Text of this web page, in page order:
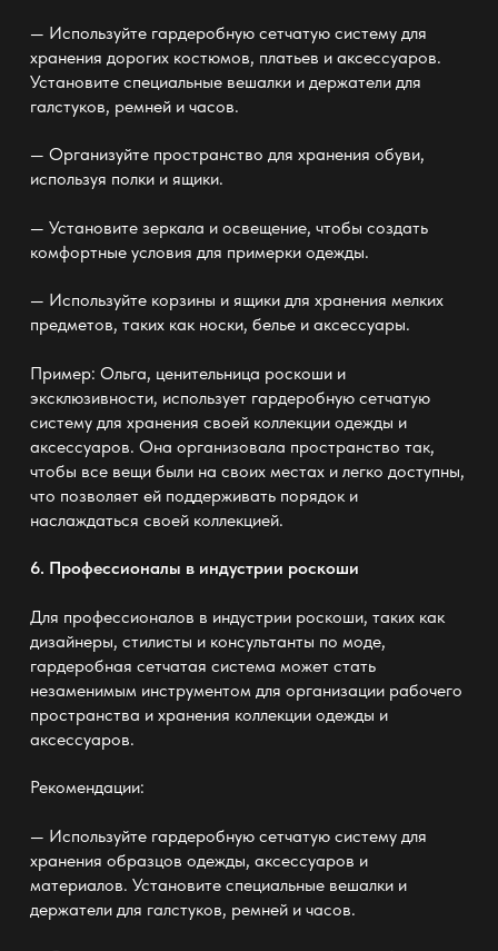
— Используйте гардеробную сетчатую систему для
хранения дорогих костюмов, платьев и аксессуаров.
Установите специальные вешалки и держатели для
галстуков, ремней и часов.
— Организуйте пространство для хранения обуви,
используя полки и ящики.
— Установите зеркала и освещение, чтобы создать
комфортные условия для примерки одежды.
— Используйте корзины и ящики для хранения мелких
предметов, таких как носки, белье и аксессуары.
Пример: Ольга, ценительница роскоши и
эксклюзивности, использует гардеробную сетчатую
систему для хранения своей коллекции одежды и
аксессуаров. Она организовала пространство так,
чтобы все вещи были на своих местах и легко доступны,
что позволяет ей поддерживать порядок и
наслаждаться своей коллекцией.
6. Профессионалы в индустрии роскоши
Для профессионалов в индустрии роскоши, таких как
дизайнеры, стилисты и консультанты по моде,
гардеробная сетчатая система может стать
незаменимым инструментом для организации рабочего
пространства и хранения коллекции одежды и
аксессуаров.
Рекомендации:
— Используйте гардеробную сетчатую систему для
хранения образцов одежды, аксессуаров и
материалов. Установите специальные вешалки и
держатели для галстуков, ремней и часов.